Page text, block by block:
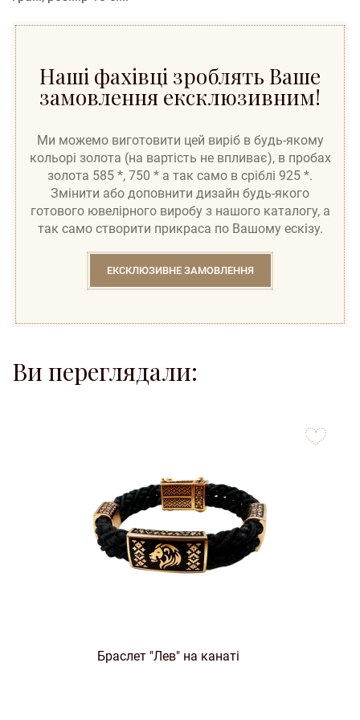
Наші фахівці зроблять Ваше
замовлення ексклюзивним!
Ми можемо виготовити цей виріб в будь-якому
кольорі золота (на вартість не впливає), в пробах
золота 585 *, 750 * а так само в сріблі 925 *.
Змінити або доповнити дизайн будь-якого
готового ювелірного виробу з нашого каталогу, а
так само створити прикраса по Вашому ескізу.
ЕКСКЛЮЗИВНЕ ЗАМОВЛЕННЯ
Ви переглядали:
Браслет "Лев" на канаті
favorites